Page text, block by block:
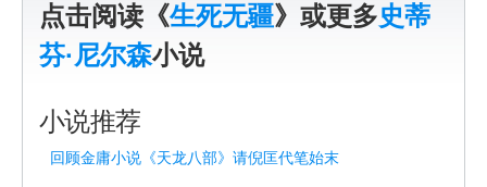
点击阅读《生死无疆》或更多史蒂
芬·尼尔森小说
小说推荐
回顾金庸小说《天龙八部》请倪匡代笔始末